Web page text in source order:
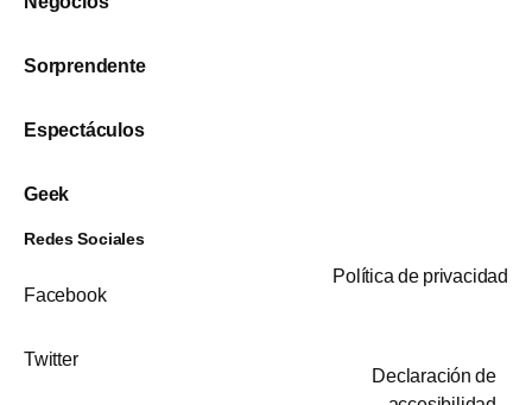
Sorprendente
Espectáculos
Geek
Redes Sociales
Facebook
Twitter
Política de privacidad
Declaración de